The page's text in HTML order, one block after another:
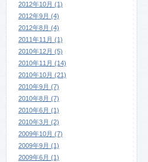
2012年10月 (1)
2012年9月 (4)
2012年8月 (4)
2011年11月 (1)
2010年12月 (5)
2010年11月 (14)
2010年10月 (21)
2010年9月 (7)
2010年8月 (7)
2010年6月 (1)
2010年3月 (2)
2009年10月 (7)
2009年9月 (1)
2009年6月 (1)